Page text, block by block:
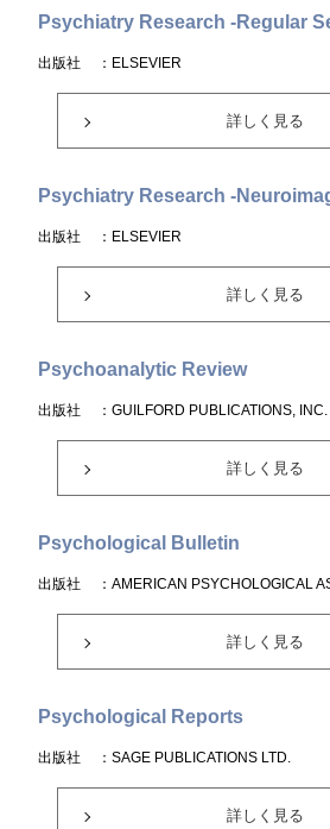
Psychiatry Research -Regular
出版社 ：ELSEVIER
詳しく見る
Psychiatry Research -
出版社 ：ELSEVIER
詳しく見る
Psychoanalytic Review
出版社 ：GUILFORD PUBLICATIONS, INC.
詳しく見る
Psychological Bulletin
出版社 ：AMERICAN PSYCHOLOGICAL
詳しく見る
Psychological Reports
出版社 ：SAGE PUBLICATIONS LTD.
詳しく見る